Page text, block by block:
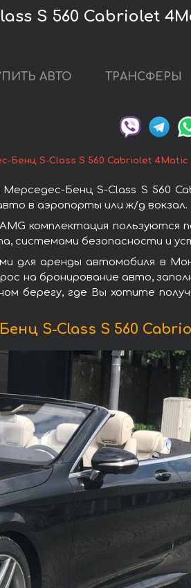
S 560 Cabriolet
АВТО ТРАНСФЕРЫ
Бенц S-Class S 560 Cabriolet 4Matic
Бенц S-Class S 560
в аэропорты или ж/д вокзал.
комплектация
системами безопасности и
для аренды автомобиля в
на бронирование авто,
берегу, где Вы хотите
S-Class S 560